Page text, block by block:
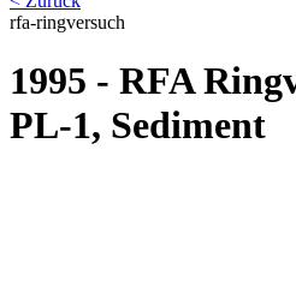
rfa-ringversuch
1995 - RFA
PL-1, Sediment